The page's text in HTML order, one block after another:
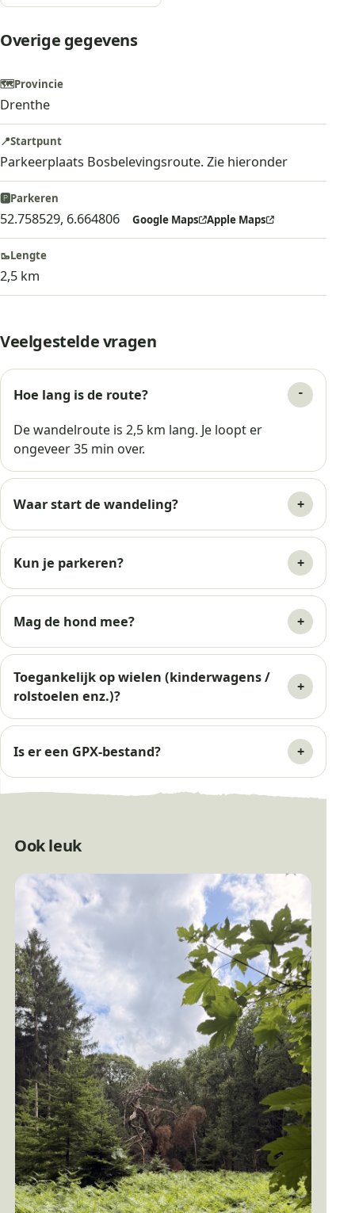
Veelgestelde vragen
Hoe lang is de route?
De wandelroute is 2,5 km lang. Je loopt er
ongeveer 35 min over.
Waar start de wandeling?
Kun je parkeren?
Mag de hond mee?
Toegankelijk op wielen (kinderwagens /
rolstoelen enz.)?
Is er een GPX-bestand?
Overige gegevens
🗺️Provincie
Drenthe
📍Startpunt
Parkeerplaats Bosbelevingsroute. Zie hieronder
🅿️Parkeren
52.758529, 6.664806 Google Maps Apple Maps
🥾Lengte
2,5 km
Ook leuk
Bankje